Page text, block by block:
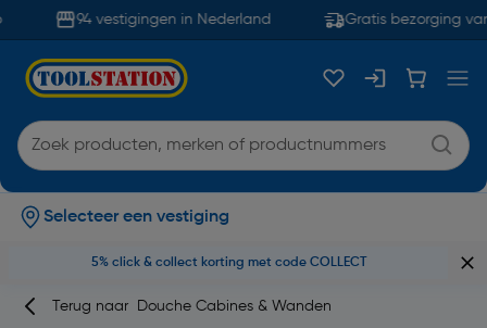
94 vestigingen in Nederland Gratis bezorging
Selecteer een vestiging
5% click & collect korting met code COLLECT
Terug naar Douche Cabines & Wanden